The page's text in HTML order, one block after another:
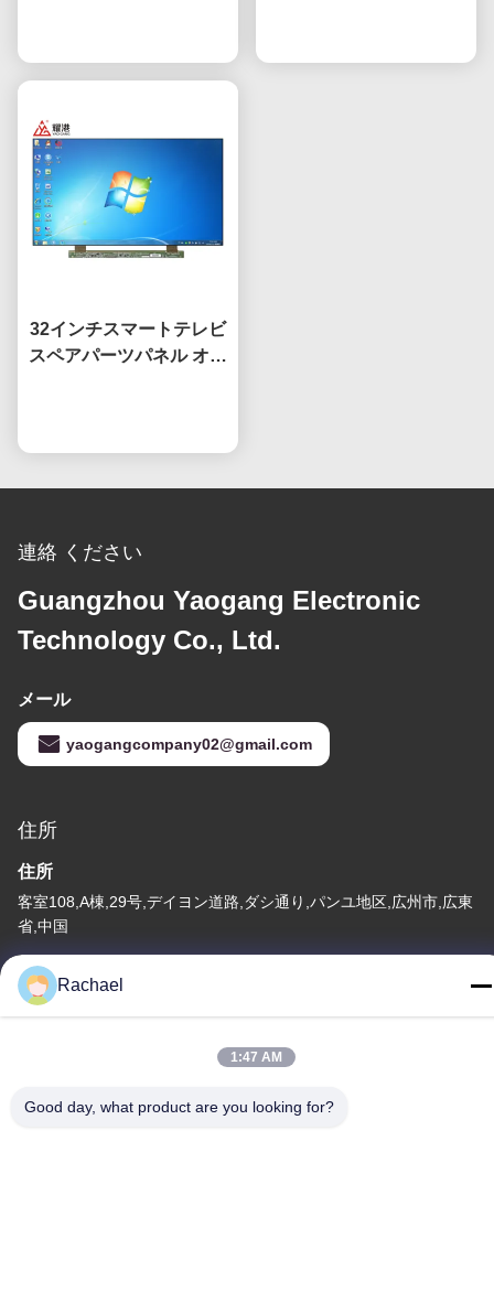
32インチスマートテレビ
スペアパーツパネル オー
連絡 ください
Guangzhou Yaogang Electronic
Technology Co., Ltd.
メール
yaogangcompany02@gmail.com
住所
住所
客室108,A棟,29号,デイヨン道路,ダシ通り,パンユ地区,広州市,広東
省,中国
テレ
0086-15112103717
Rachael
1:47 AM
Good day, what product are you looking for?